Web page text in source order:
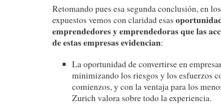
Retomando pues esa segunda conclusión, en
expuestos vemos con claridad esas
emprendedores y emprendedoras que las
de estas empresas evidencian:
La oportunidad de convertirse en
minimizando los riesgos y los esfuerzos
comienzos, y con la ventaja para los
Zurich valora sobre todo la experiencia.